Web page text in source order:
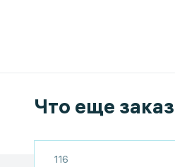
Что еще
116